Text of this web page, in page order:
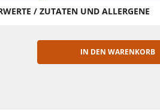
/ ZUTATEN UND ALLERGENE
IN DEN WARENKORB